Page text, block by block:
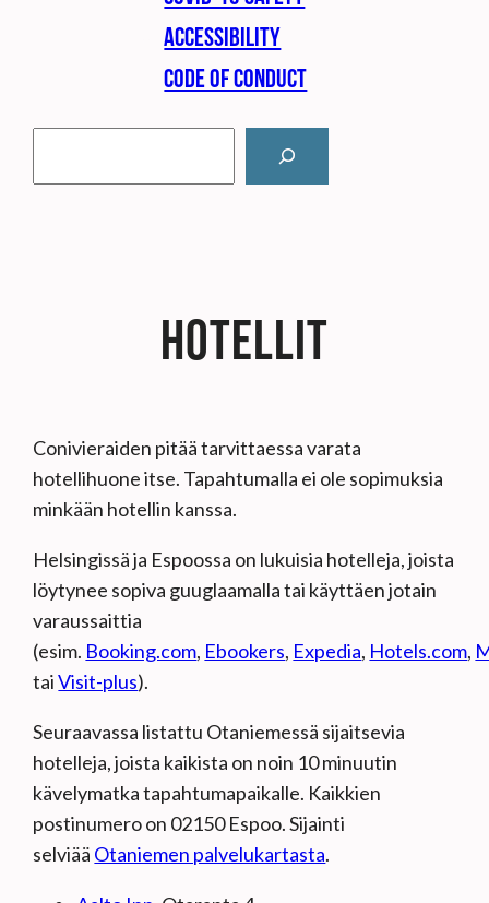
Accessibility
Code of Conduct
Hotellit
Conivieraiden pitää tarvittaessa varata
hotellihuone itse. Tapahtumalla ei ole sopimuksia
minkään hotellin kanssa.
Helsingissä ja Espoossa on lukuisia hotelleja, joista
löytynee sopiva guuglaamalla tai käyttäen jotain
varaussaittia
(esim. Booking.com, Ebookers, Expedia, Hotels.com,
taiVisit-plus).
Seuraavassa listattu Otaniemessä sijaitsevia
hotelleja, joista kaikista on noin 10 minuutin
kävelymatka tapahtumapaikalle. Kaikkien
postinumero on 02150 Espoo. Sijainti
selviää Otaniemen palvelukartasta.